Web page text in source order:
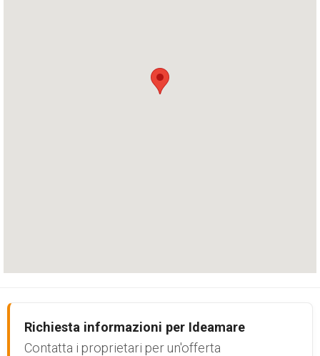
Richiesta informazioni per Ideamare
Contatta i proprietari per un'offerta